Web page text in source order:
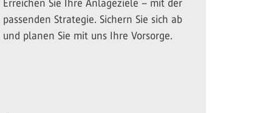
Erreichen Sie Ihre Anlageziele – mit der
passenden Strategie. Sichern Sie sich ab
und planen Sie mit uns Ihre Vorsorge.